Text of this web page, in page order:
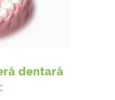
dentară